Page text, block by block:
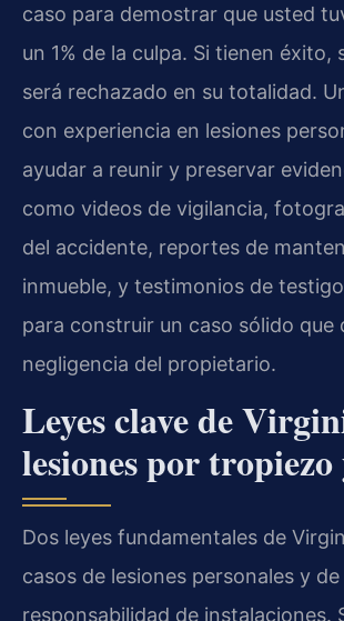
caso para demostrar que usted
un 1% de la culpa. Si tienen éxito,
será rechazado en su totalidad.
con experiencia en lesiones
ayudar a reunir y preservar
como videos de vigilancia,
del accidente, reportes de
inmueble, y testimonios de
para construir un caso sólido que
negligencia del propietario.
Leyes clave de
lesiones por
Dos leyes fundamentales de
casos de lesiones personales y de
responsabilidad de instalaciones.